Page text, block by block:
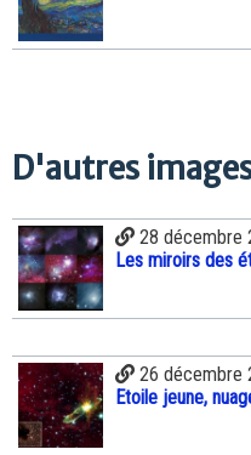
D'autres
28 décembre
Les miroirs des
26 décembre
Etoile jeune,